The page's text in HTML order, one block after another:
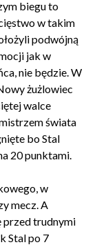
biegu to
w takim
podwójną
jak w
nie będzie. W
żużlowiec
walce
świata
bo Stal
20 punktami.
w
mecz. A
przed trudnymi
Stal po 7